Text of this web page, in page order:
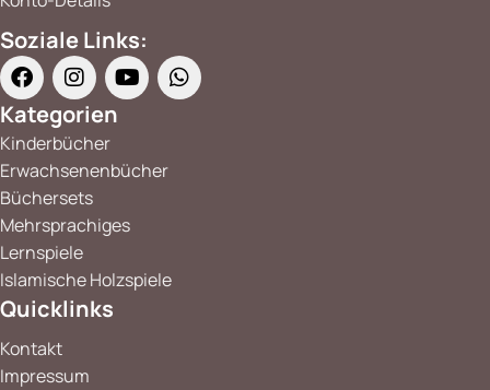
Soziale Links:
Kategorien
Kinderbücher
Erwachsenenbücher
Büchersets
Mehrsprachiges
Lernspiele
Islamische Holzspiele
Quicklinks
Kontakt
Impressum